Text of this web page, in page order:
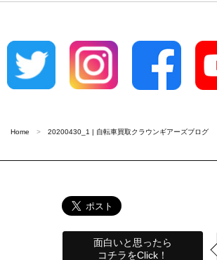
Home 20200430_1 | 自転車買取クラウンギアーズブログ
面白いと思ったら
コチラをClick！